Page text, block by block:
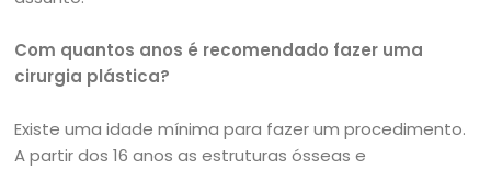
Com quantos anos é recomendado fazer uma
cirurgia plástica?
Existe uma idade mínima para fazer um procedimento.
A partir dos 16 anos as estruturas ósseas e